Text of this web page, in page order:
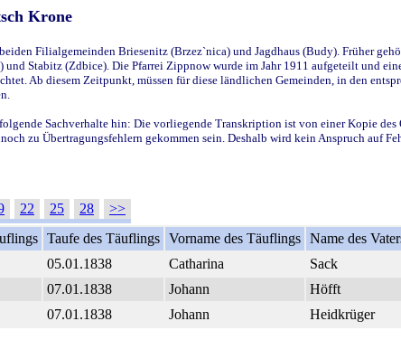
Krone
Filialgemeinden Briesenitz (Brzez`nica) und Jagdhaus (Budy). Früher
Stabitz (Zdbice). Die Pfarrei Zippnow wurde im Jahr 1911 aufgeteilt und
Ab diesem Zeitpunkt, müssen für diese ländlichen Gemeinden, in den
Sachverhalte hin: Die vorliegende Transkription ist von einer Kopie
zu Übertragungsfehlern gekommen sein. Deshalb wird kein Anspruch auf
22 25 28
>>
Taufe des Täuflings Vorname des Täuflings Name des
05.01.1838 Catharina Sack
07.01.1838 Johann Höfft
07.01.1838 Johann Heidkrüger